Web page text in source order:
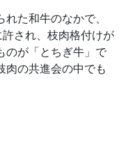
た和牛のなかで、
され、枝肉格付けが
のが「とちぎ牛」で
の共進会の中でも